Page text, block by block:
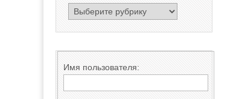
РУБРИКАТОР
Имя пользователя: